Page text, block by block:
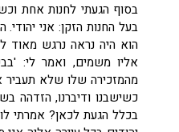
בסוף הגעתי לחנות אחת
בעל החנות הזקן: אני
הוא היה נראה נרגש מאוד
אליו משמים, ואמר לי:
מהמזכירה שלו שלא תעביר
כשישבנו ודיברנו, הזדהה
בכלל הגעת לכאן? אמרתי